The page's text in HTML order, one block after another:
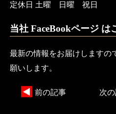
定休日 土曜 日曜 祝日
当社 FaceBookページ は
最新の情報をお届けしますの
願いします。
前の記事 次